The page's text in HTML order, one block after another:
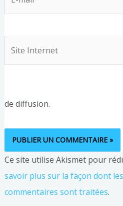
de diffusion.
Ce site utilise Akismet pour
savoir plus sur la façon dont
commentaires sont traitées.